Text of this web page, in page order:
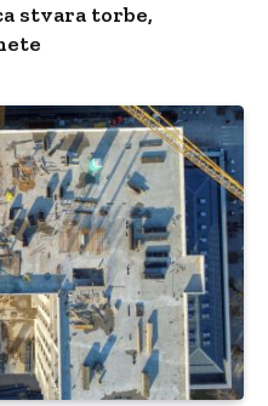
stvara torbe,